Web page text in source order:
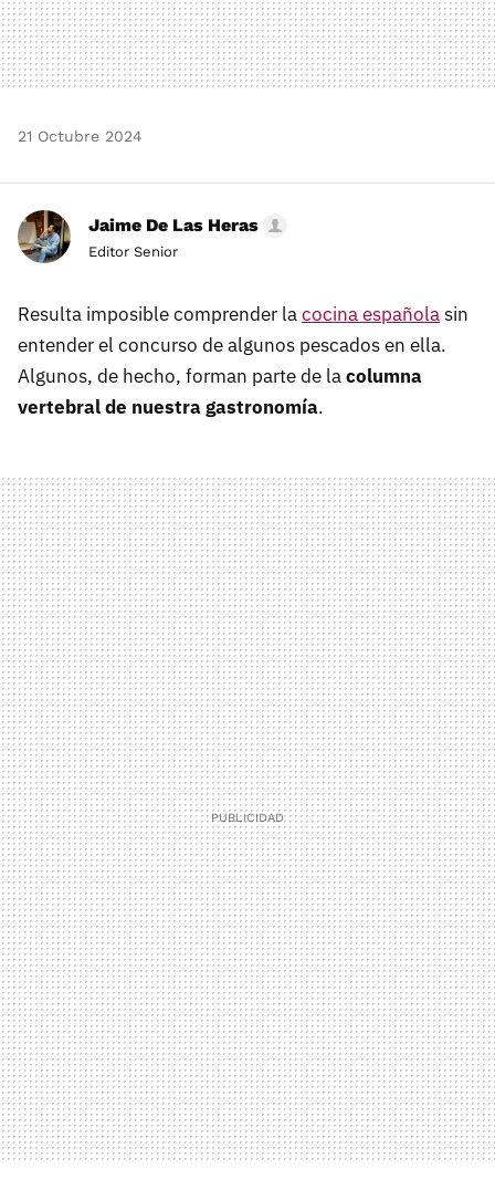
21 Octubre 2024
Jaime De Las Heras
Editor Senior
Resulta imposible comprender lacocina españolasin
entender el concurso de algunos pescados en ella.
Algunos, de hecho, forman parte de lacolumna
vertebral de nuestra gastronomía.